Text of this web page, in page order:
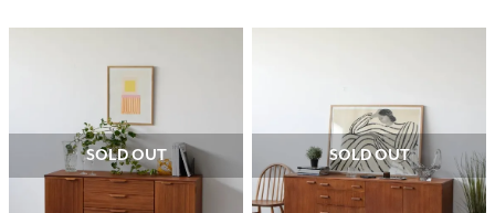
SOLD OUT SOLD OUT